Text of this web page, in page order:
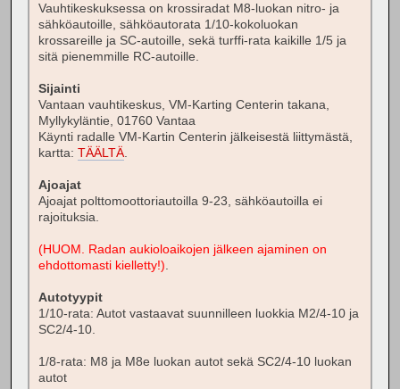
Vauhtikeskuksessa on krossiradat M8-luokan nitro- ja
sähköautoille, sähköautorata 1/10-kokoluokan
krossareille ja SC-autoille, sekä turffi-rata kaikille 1/5 ja
sitä pienemmille RC-autoille.
Sijainti
Vantaan vauhtikeskus, VM-Karting Centerin takana,
Myllykyläntie, 01760 Vantaa
Käynti radalle VM-Kartin Centerin jälkeisestä liittymästä,
kartta: TÄÄLTÄ
Ajoajat
Ajoajat polttomoottoriautoilla 9-23, sähköautoilla ei
rajoituksia.
(HUOM. Radan aukioloaikojen jälkeen ajaminen on
ehdottomasti kielletty!)
Autotyypit
1/10-rata: Autot vastaavat suunnilleen luokkia M2/4-10 ja
SC2/4-10.
1/8-rata: M8 ja M8e luokan autot sekä SC2/4-10 luokan
autot